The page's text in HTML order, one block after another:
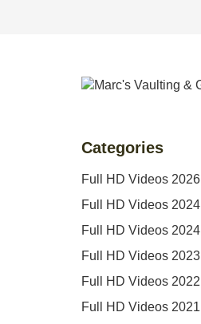
Categories
Full HD Videos 2026
Full HD Videos 2024
Full HD Videos 2024
Full HD Videos 2023
Full HD Videos 2022
Full HD Videos 2021